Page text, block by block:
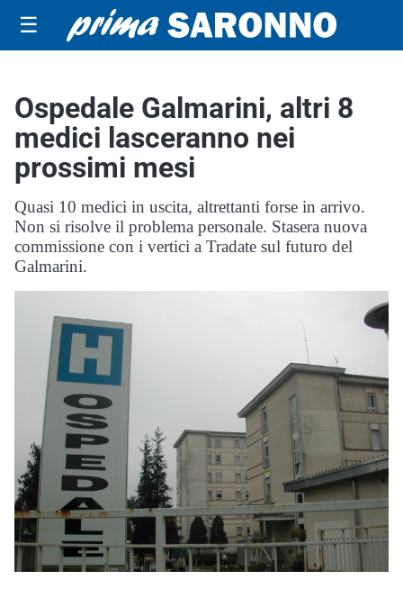
☰
Ospedale Galmarini, altri 8
medici lasceranno nei
prossimi mesi
Quasi 10 medici in uscita, altrettanti forse in arrivo.
Non si risolve il problema personale. Stasera nuova
commissione con i vertici a Tradate sul futuro del
Galmarini.